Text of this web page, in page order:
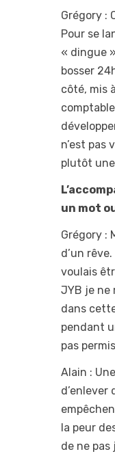
Grégory :
Pour se
« dingue
bosser
côté, mis
n’est pas
plutôt
un mot
Grégory :
d’un
voulais
JYB je ne
dans
pendant
pas
Alain :
d’enlever
la peur
de ne pas